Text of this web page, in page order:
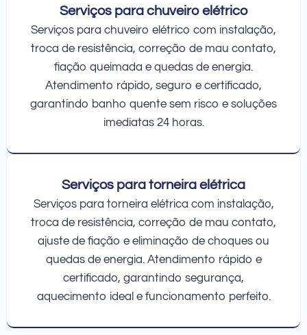
Serviços para chuveiro elétrico
Serviços para chuveiro elétrico com instalação,
troca de resistência, correção de mau contato,
fiação queimada e quedas de energia.
Atendimento rápido, seguro e certificado,
garantindo banho quente sem risco e soluções
imediatas 24 horas.
Serviços para torneira elétrica
Serviços para torneira elétrica com instalação,
troca de resistência, correção de mau contato,
ajuste de fiação e eliminação de choques ou
quedas de energia. Atendimento rápido e
certificado, garantindo segurança,
aquecimento ideal e funcionamento perfeito.